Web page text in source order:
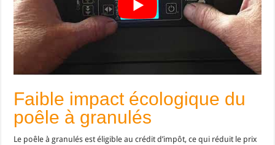
Faible impact écologique du
poêle à granulés
Le poêle à granulés est éligible au crédit d’impôt, ce qui réduit le prix